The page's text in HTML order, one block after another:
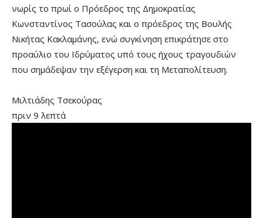
νωρίς το πρωί ο Πρόεδρος της Δημοκρατίας
Κωνσταντίνος Τασούλας και ο πρόεδρος της Βουλής
Νικήτας Κακλαμάνης, ενώ συγκίνηση επικράτησε στο
προαύλιο του Ιδρύματος υπό τους ήχους τραγουδιών
που σημάδεψαν την εξέγερση και τη Μεταπολίτευση.
Μιλτιάδης Τσεκούρας
πριν 9 λεπτά